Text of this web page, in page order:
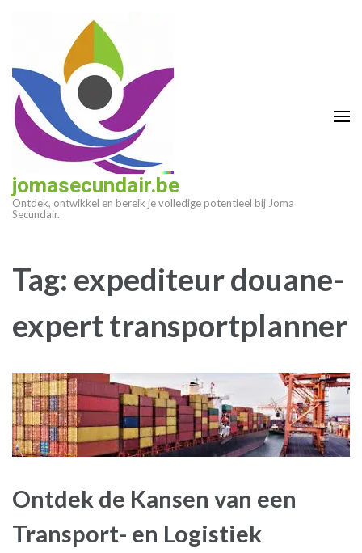
(druk
enter)
jomasecundair.be
Ontdek, ontwikkel en bereik je volledige potentieel bij Joma
Secundair.
Tag: expediteur douane-
expert transportplanner
Ontdek de Kansen van een
Transport- en Logistiek